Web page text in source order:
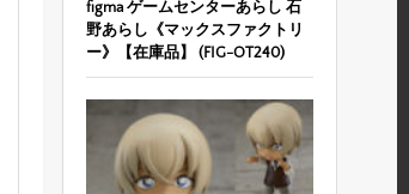
figma ゲームセンターあらし 石
野あらし《マックスファクトリ
ー》【在庫品】 (FIG-OT240)